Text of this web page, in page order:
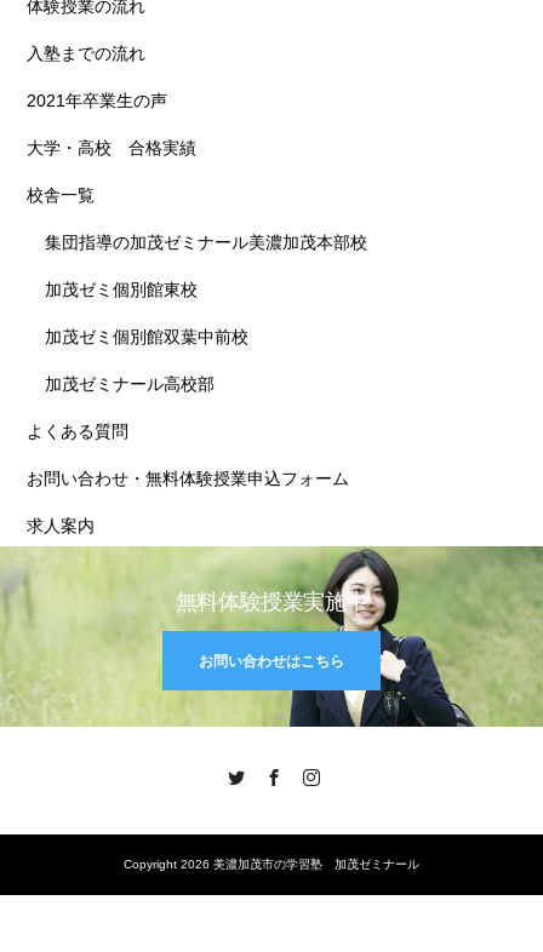
体験授業の流れ
入塾までの流れ
2021年卒業生の声
大学・高校 合格実績
校舎一覧
集団指導の加茂ゼミナール美濃加茂本部校
加茂ゼミ個別館東校
加茂ゼミ個別館双葉中前校
加茂ゼミナール高校部
よくある質問
お問い合わせ・無料体験授業申込フォーム
求人案内
無料体験授業実施中
お問い合わせはこちら
Twitter Facebook
Copyright 2026 美濃加茂市の学習塾 加茂ゼミナール